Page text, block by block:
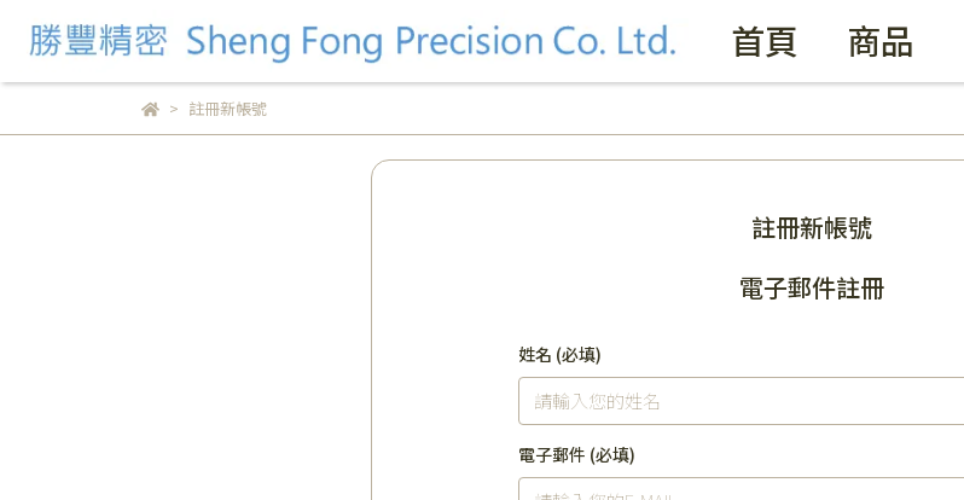
首頁 商品
註冊新帳號
註冊新帳號
電子郵件註冊
姓名 (必填)
電子郵件 (必填)